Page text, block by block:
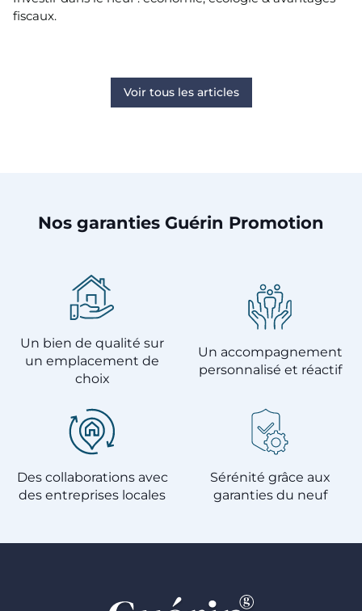
fiscaux.
Voir tous les articles
Nos garanties Guérin Promotion
Un bien de qualité sur
un emplacement de
choix
Un accompagnement
personnalisé et réactif
Des collaborations avec
des entreprises locales
Sérénité grâce aux
garanties du neuf